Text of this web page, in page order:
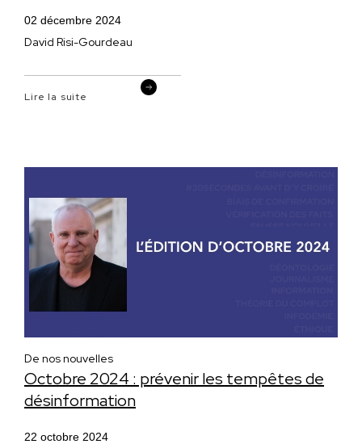
02 décembre 2024
David Risi-Gourdeau
Lire la suite
Octobre 2024 : prévenir les tempêtes de
désinformation
22 octobre 2024
De nos nouvelles